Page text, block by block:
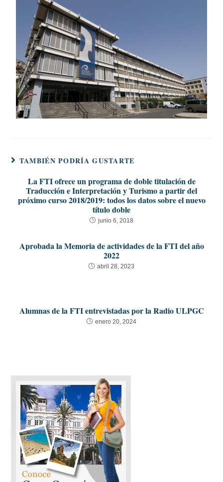
TAMBIÉN PODRÍA GUSTARTE
La FTI ofrece un programa de doble titulación de
Traducción e Interpretación y Turismo a partir del
próximo curso 2018/2019: todos los datos sobre el nuevo
título doble
junio 6, 2018
Aprobada la Memoria de actividades de la FTI del año
2022
abril 28, 2023
Alumnas de la FTI entrevistadas por la Radio ULPGC
enero 20, 2024